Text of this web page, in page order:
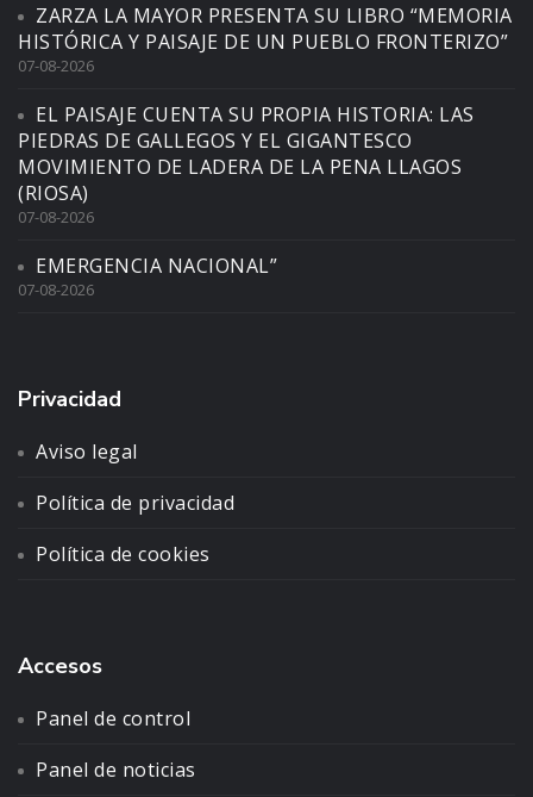
ZARZA LA MAYOR PRESENTA SU LIBRO “MEMORIA
HISTÓRICA Y PAISAJE DE UN PUEBLO FRONTERIZO”
07-08-2026
EL PAISAJE CUENTA SU PROPIA HISTORIA: LAS
PIEDRAS DE GALLEGOS Y EL GIGANTESCO
MOVIMIENTO DE LADERA DE LA PENA LLAGOS
(RIOSA)
07-08-2026
EMERGENCIA NACIONAL”
07-08-2026
Privacidad
Aviso legal
Política de privacidad
Política de cookies
Accesos
Panel de control
Panel de noticias